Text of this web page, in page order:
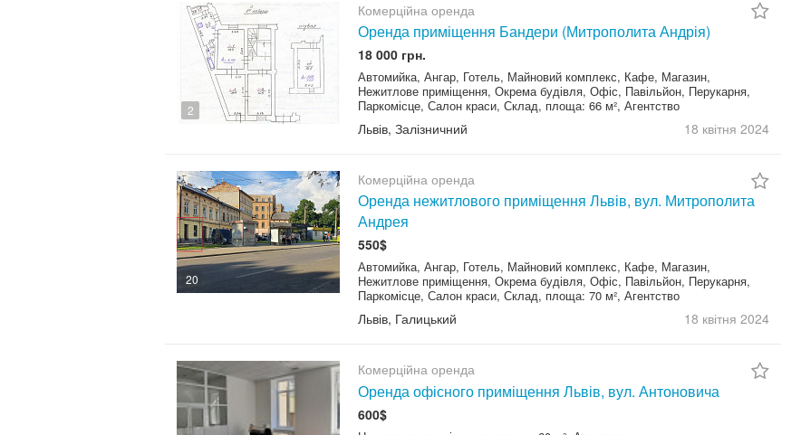
2
Комерційна оренда
Оренда приміщення Бандери (Митрополита Андрія)
18 000 грн.
Автомийка, Ангар, Готель, Майновий комплекс, Кафе, Магазин,
Нежитлове приміщення, Окрема будівля, Офіс, Павільйон, Перукарня,
Паркомісце, Салон краси, Склад, площа: 66 м², Агентство
Львів, Залізничний 18 квітня 2024
20
Комерційна оренда
Оренда нежитлового приміщення Львів, вул. Митрополита
Андрея
550$
Автомийка, Ангар, Готель, Майновий комплекс, Кафе, Магазин,
Нежитлове приміщення, Окрема будівля, Офіс, Павільйон, Перукарня,
Паркомісце, Салон краси, Склад, площа: 70 м², Агентство
Львів, Галицький 18 квітня 2024
Комерційна оренда
Оренда офісного приміщення Львів, вул. Антоновича
600$